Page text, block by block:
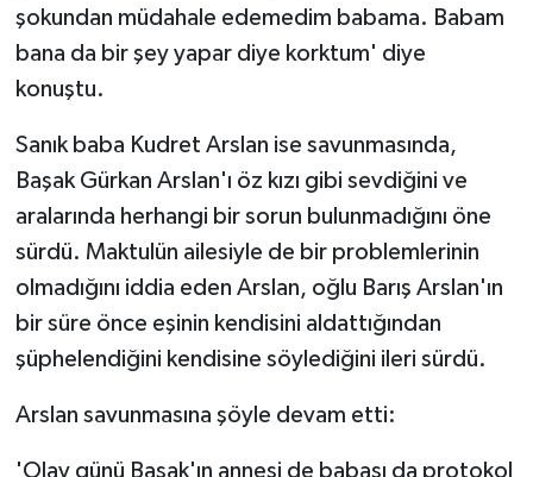
şokundan müdahale edemedim babama. Babam
bana da bir şey yapar diye korktum' diye
konuştu.
Sanık baba Kudret Arslan ise savunmasında,
Başak Gürkan Arslan'ı öz kızı gibi sevdiğini ve
aralarında herhangi bir sorun bulunmadığını öne
sürdü. Maktulün ailesiyle de bir problemlerinin
olmadığını iddia eden Arslan, oğlu Barış Arslan'ın
bir süre önce eşinin kendisini aldattığından
şüphelendiğini kendisine söylediğini ileri sürdü.
Arslan savunmasına şöyle devam etti:
'Olay günü Başak'ın annesi de babası da protokol